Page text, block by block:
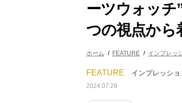
ーツウォッチ
つの視点から
ホーム FEATURE インプレッ
FEATURE インプレッショ
2024.07.29